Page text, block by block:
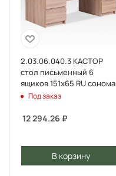
2.03.06.040.3 КАСТОР
стол письменный 6
ящиков 151х65 RU сонома
Под заказ
12 294.26 ₽
В корзину